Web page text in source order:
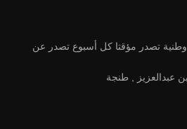
تصدر مؤقتا كل أسبوع تصدر عن